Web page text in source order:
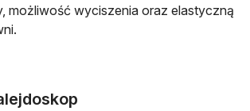
możliwość wyciszenia oraz elastyczną